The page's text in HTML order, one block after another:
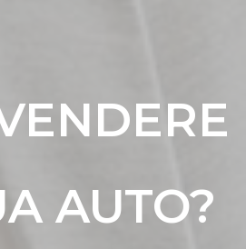
AUTO?